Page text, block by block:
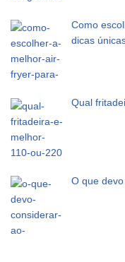
Como
dicas
Qual
O que